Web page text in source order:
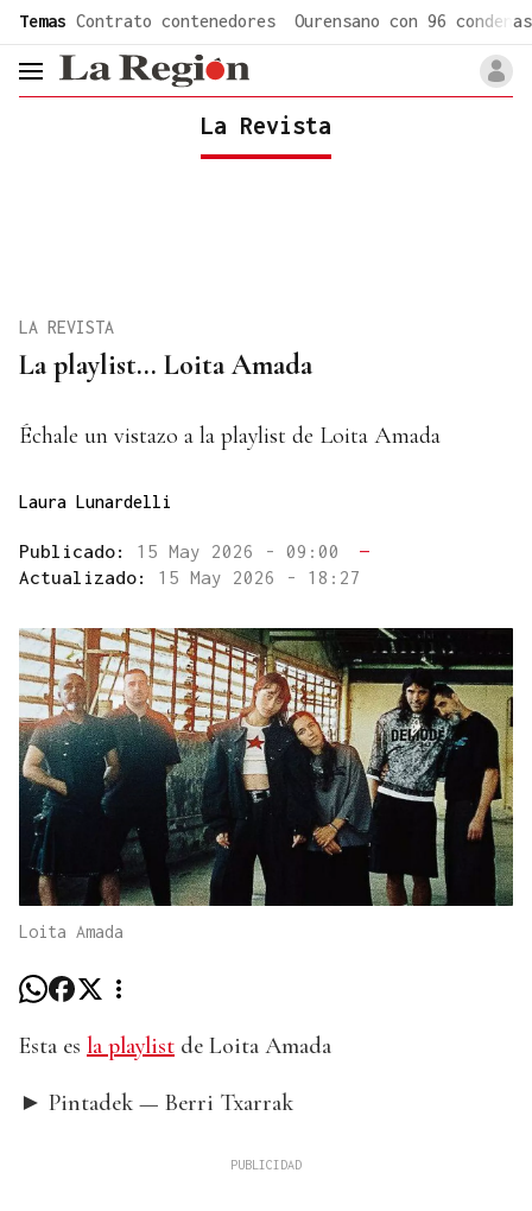
Temas Contrato contenedores Ourensano con 96 condenas
header.menu.open
La Revista
La playlist... Loita Amada
LA REVISTA
Échale un vistazo a la playlist de Loita Amada
Laura Lunardelli
Publicado: 15 May 2026 - 09:00
—
Actualizado: 15 May 2026 - 18:27
Loita Amada
Esta es la playlist de Loita Amada
► Pintadek — Berri Txarrak